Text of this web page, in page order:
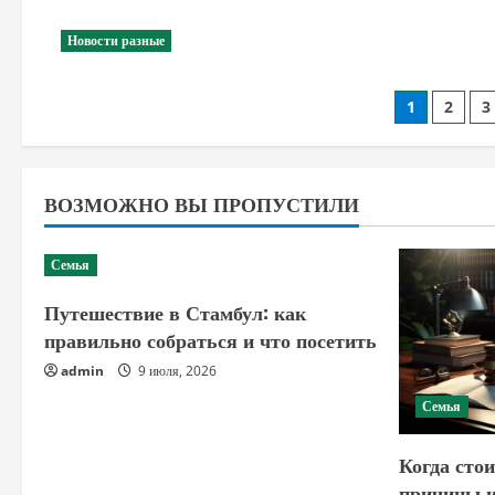
Новости разные
1 2 3
ВОЗМОЖНО ВЫ ПРОПУСТИЛИ
Семья
Путешествие в Стамбул: как
правильно собраться и что посетить
admin
9 июля, 2026
Семья
Когда